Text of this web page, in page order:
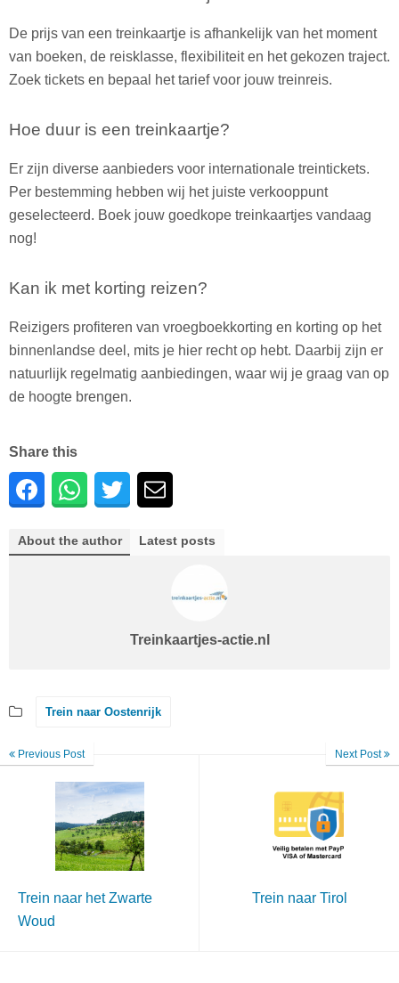
De prijs van een treinkaartje is afhankelijk van het moment
van boeken, de reisklasse, flexibiliteit en het gekozen traject.
Zoek tickets en bepaal het tarief voor jouw treinreis.
Hoe duur is een treinkaartje?
Er zijn diverse aanbieders voor internationale treintickets.
Per bestemming hebben wij het juiste verkooppunt
geselecteerd. Boek jouw goedkope treinkaartjes vandaag
nog!
Kan ik met korting reizen?
Reizigers profiteren van vroegboekkorting en korting op het
binnenlandse deel, mits je hier recht op hebt. Daarbij zijn er
natuurlijk regelmatig aanbiedingen, waar wij je graag van op
de hoogte brengen.
Share this
About the author Latest posts
Treinkaartjes-actie.nl
Trein naar Oostenrijk
Previous Post
Trein naar het Zwarte
Woud
Next Post
Trein naar Tirol